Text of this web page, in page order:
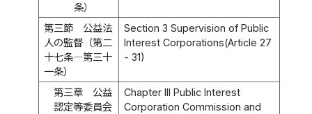
条）
第三節 公益法
人の監督（第二
十七条―第三十
一条）
Section 3 Supervision of Public
Interest Corporations(Article 27
- 31)
第三章 公益
認定等委員会
Chapter III Public Interest
Corporation Commission and